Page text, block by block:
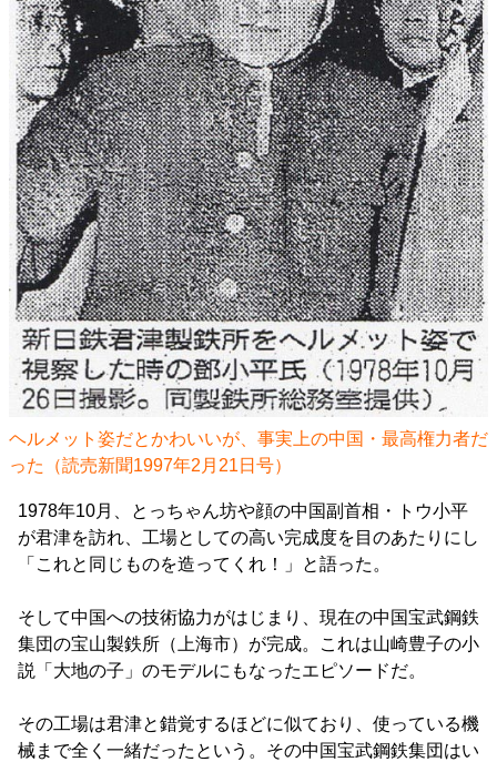
ヘルメット姿だとかわいいが、事実上の中国・最高権力者だ
った（読売新聞1997年2月21日号）
1978年10月、とっちゃん坊や顔の中国副首相・トウ小平
が君津を訪れ、工場としての高い完成度を目のあたりにし
「これと同じものを造ってくれ！」と語った。
そして中国への技術協力がはじまり、現在の中国宝武鋼鉄
集団の宝山製鉄所（上海市）が完成。これは山崎豊子の小
説「大地の子」のモデルにもなったエピソードだ。
その工場は君津と錯覚するほどに似ており、使っている機
械まで全く一緒だったという。その中国宝武鋼鉄集団はい